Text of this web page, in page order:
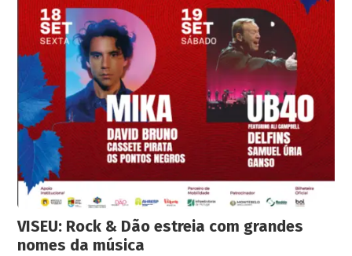
VISEU: Rock & Dão estreia com grandes
nomes da música